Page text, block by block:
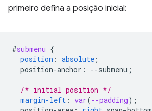
primeiro defina a posição inicial:
#submenu {
position : absolute ;
position-anchor : --submenu ;
/* initial position */
margin-left : var(--padding);